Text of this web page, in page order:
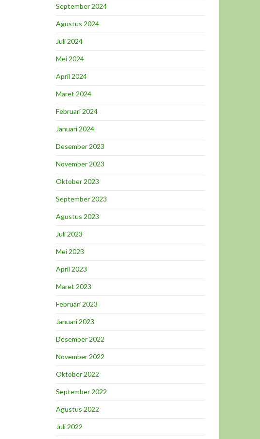
September 2024
Agustus 2024
Juli 2024
Mei 2024
April 2024
Maret 2024
Februari 2024
Januari 2024
Desember 2023
November 2023
Oktober 2023
September 2023
Agustus 2023
Juli 2023
Mei 2023
April 2023
Maret 2023
Februari 2023
Januari 2023
Desember 2022
November 2022
Oktober 2022
September 2022
Agustus 2022
Juli 2022